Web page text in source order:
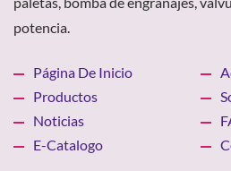
potencia.
Página De Inicio
Productos
Noticias
E-Catalogo